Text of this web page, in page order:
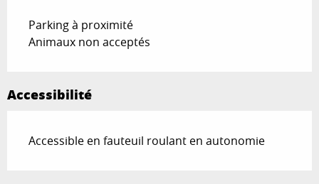
Parking à proximité
Animaux non acceptés
Accessibilité
Accessible en fauteuil roulant en autonomie